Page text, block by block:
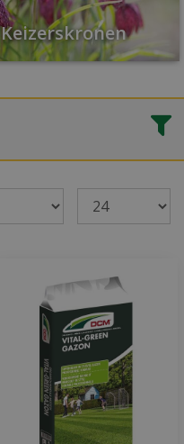
Keizerskronen